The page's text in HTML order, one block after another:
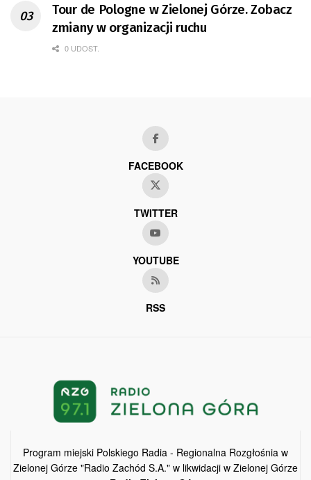
Tour de Pologne w Zielonej Górze. Zobacz
zmiany w organizacji ruchu
0 UDOST.
FACEBOOK
TWITTER
YOUTUBE
RSS
Program miejski Polskiego Radia - Regionalna Rozgłośnia w
Zielonej Górze "Radio Zachód S.A." w likwidacji w Zielonej Górze